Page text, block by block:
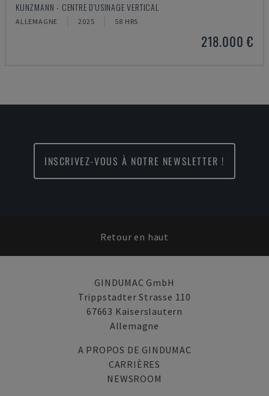
KUNZMANN - CENTRE D'USINAGE VERTICAL
ALLEMAGNE 2025 58 HRS
218.000 €
INSCRIVEZ-VOUS À NOTRE NEWSLETTER !
Retour en haut
GINDUMAC GmbH
Trippstadter Strasse 110
67663 Kaiserslautern
Allemagne
A PROPOS DE GINDUMAC
CARRIÈRES
NEWSROOM